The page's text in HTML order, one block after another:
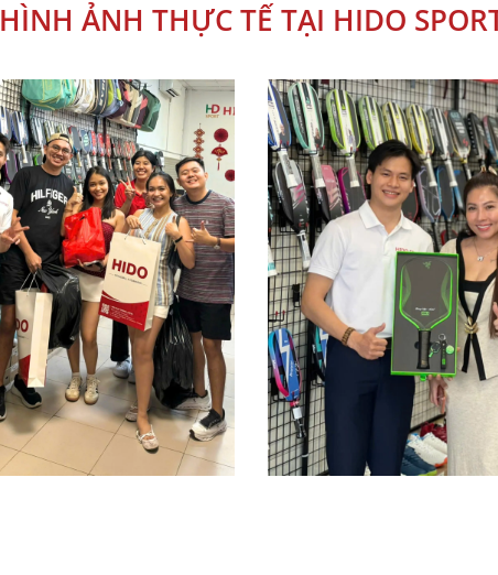
HÌNH ẢNH THỰC TẾ TẠI HIDO